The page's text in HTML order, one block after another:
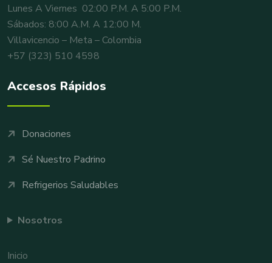
Lunes A Viernes 02:00 P.m. A 5:00 P.m.
Sábados: 8:00 A.m. A 12:00 M.
Villavicencio – Meta – Colombia
+57 (323) 510 4598
Accesos Rápidos
Donaciones
Sé Nuestro Padrino
Refrigerios Saludables
Nosotros
Inicio